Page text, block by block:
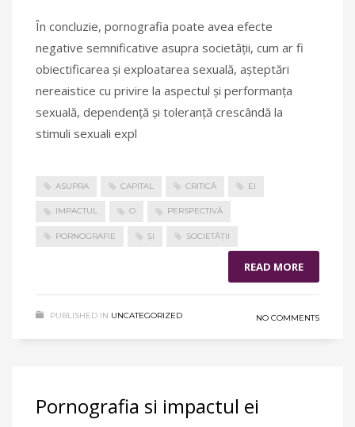
În concluzie, pornografia poate avea efecte
negative semnificative asupra societății, cum ar fi
obiectificarea și exploatarea sexuală, așteptări
nereaistice cu privire la aspectul și performanța
sexuală, dependență și toleranță crescândă la
stimuli sexuali expl
ASUPRA CAPITAL CRITICĂ EI
IMPACTUL O PERSPECTIVĂ
PORNOGRAFIE ȘI SOCIETĂȚII
READ MORE
PUBLISHED IN UNCATEGORIZED NO COMMENTS
Pornografia si impactul ei